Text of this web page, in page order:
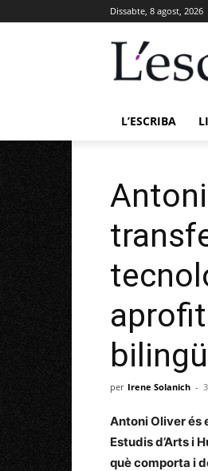
Dissabte, 8 agost, 2026
L’ESCRIBA
per Irene Solanich -
Antoni Oliver és
Estudis d’Arts i
què comporta i